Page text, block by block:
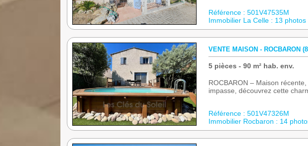
Référence : 501V47535M
Immobilier La Celle : 13 photos
VENTE MAISON - ROCBARON
5 pièces - 90 m² hab. env.
ROCBARON – Maison
impasse, découvrez cette
Référence : 501V47326M
Immobilier Rocbaron : 14